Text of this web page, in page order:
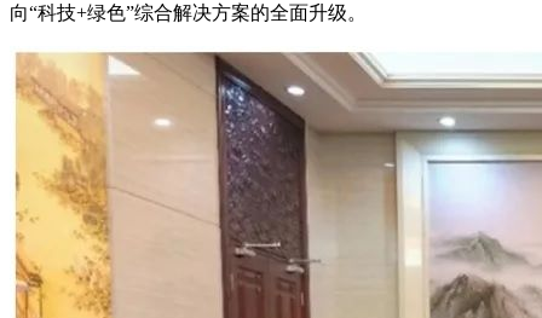
向“科技+绿色”综合解决方案的全面升级。